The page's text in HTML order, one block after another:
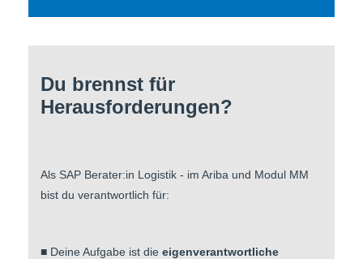
Du brennst für
Herausforderungen?
Als SAP Berater:in Logistik - im Ariba und Modul MM
bist du verantwortlich für:
■ Deine Aufgabe ist die eigenverantwortliche